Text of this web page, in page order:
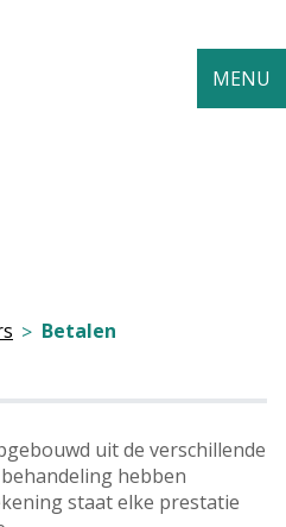
MENU
Betalen
uit de verschillende
hebben
staat elke prestatie